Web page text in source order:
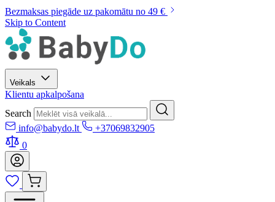
Bezmaksas piegāde uz pakomātu no 49 €
Skip to Content
Veikals
Klientu apkalpošana
Search
info@babydo.lt
+37069832905
0